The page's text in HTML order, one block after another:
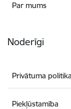
Par mums
Noderīgi
Privātuma politika
Piekļūstamība